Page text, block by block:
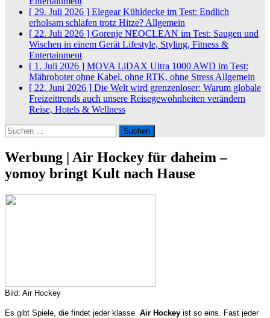
[ 29. Juli 2026 ] Elegear Kühldecke im Test: Endlich
erholsam schlafen trotz Hitze? Allgemein
[ 22. Juli 2026 ] Gorenje NEOCLEAN im Test: Saugen und
Wischen in einem Gerät Lifestyle, Styling, Fitness &
Entertainment
[ 1. Juli 2026 ] MOVA LiDAX Ultra 1000 AWD im Test:
Mähroboter ohne Kabel, ohne RTK, ohne Stress Allgemein
[ 22. Juni 2026 ] Die Welt wird grenzenloser: Warum globale
Freizeittrends auch unsere Reisegewohnheiten verändern
Reise, Hotels & Wellness
Suchen
nach:
Werbung | Air Hockey für daheim –
yomoy bringt Kult nach Hause
Bild: Air Hockey
Es gibt Spiele, die findet jeder klasse. Air Hockey ist so eins. Fast jeder